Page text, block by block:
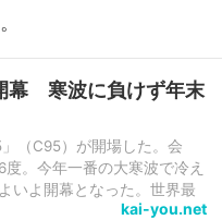
幕 寒波に負けず年末
（C95）が開場した。会
。今年一番の大寒波で冷え
いよ開幕となった。世界最
kai-you.net